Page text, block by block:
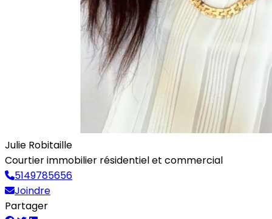
Julie Robitaille
Courtier immobilier résidentiel et commercial
5149785656
Joindre
Partager